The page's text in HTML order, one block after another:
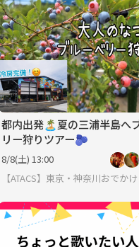
都内出発🏝️夏の三浦半島へ
リー狩りツアー🫐
8/8(土) 13:00
【ATACS】東京・神奈川おでか